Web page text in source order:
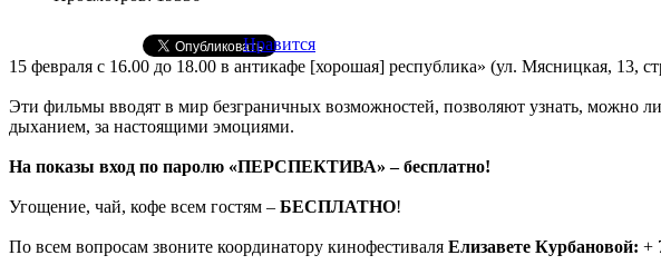
Нравится
15 февраля с 16.00 до 18.00 в антикафе [хорошая] республика» (ул. Мясницкая,
Эти фильмы вводят в мир безграничных возможностей, позволяют узнать, можно
дыханием, за настоящими эмоциями.
На показы вход по паролю «ПЕРСПЕКТИВА» – бесплатно!
Угощение, чай, кофе всем гостям – БЕСПЛАТНО!
По всем вопросам звоните координатору кинофестиваля Елизавете Курбановой: +